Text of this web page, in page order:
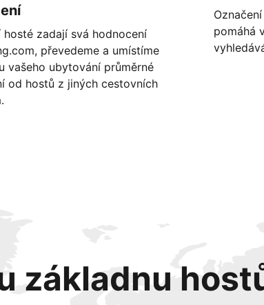
hosté zadají svá hodnocení
převedeme a umístíme
vašeho ubytování průměrné
od hostů z jiných cestovních
pomáhá
základnu